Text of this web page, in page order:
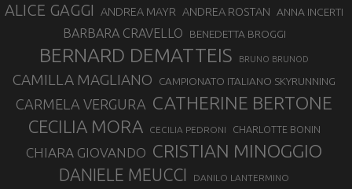
ALICE GAGGI ANDREA MAYR ANDREA ROSTAN ANNA INCERTI
BARBARA CRAVELLO BENEDETTA BROGGI
BERNARD DEMATTEIS BRUNO BRUNOD
CAMILLA MAGLIANO CAMPIONATO ITALIANO SKYRUNNING
CARMELA VERGURA CATHERINE BERTONE
CECILIA MORA CECILIA PEDRONI CHARLOTTE BONIN
CHIARA GIOVANDO CRISTIAN MINOGGIO
DANIELE MEUCCI DANILO LANTERMINO